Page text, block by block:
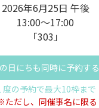
2026年6月25日 午後
13:00～17:00
「303」
日にちも同時に予約する
度の予約で最大10枠まで
ただし、同催事名に限る